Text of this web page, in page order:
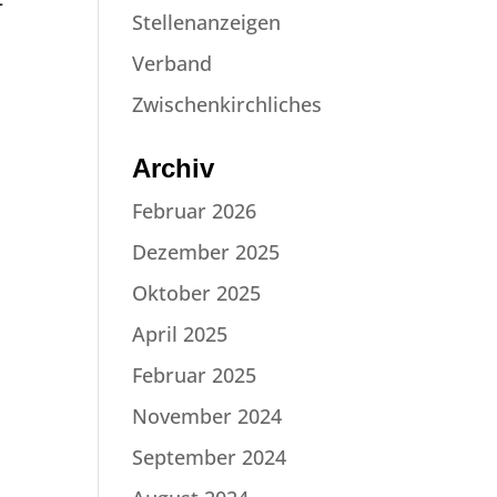
Stellenanzeigen
Verband
Zwischenkirchliches
Archiv
Februar 2026
Dezember 2025
Oktober 2025
April 2025
Februar 2025
November 2024
September 2024